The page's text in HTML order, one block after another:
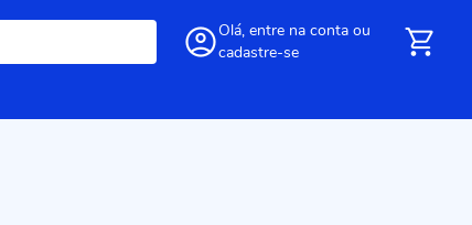
Olá, entre na conta ou
cadastre-se